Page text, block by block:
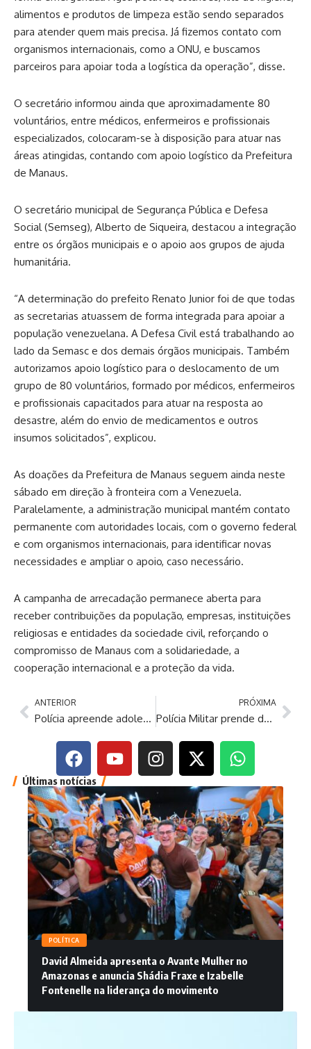
alimentos e produtos de limpeza estão sendo separados
para atender quem mais precisa. Já fizemos contato com
organismos internacionais, como a ONU, e buscamos
parceiros para apoiar toda a logística da operação”, disse.
O secretário informou ainda que aproximadamente 80
voluntários, entre médicos, enfermeiros e profissionais
especializados, colocaram-se à disposição para atuar nas
áreas atingidas, contando com apoio logístico da Prefeitura
de Manaus.
O secretário municipal de Segurança Pública e Defesa
Social (Semseg), Alberto de Siqueira, destacou a integração
entre os órgãos municipais e o apoio aos grupos de ajuda
humanitária.
“A determinação do prefeito Renato Junior foi de que todas
as secretarias atuassem de forma integrada para apoiar a
população venezuelana. A Defesa Civil está trabalhando ao
lado da Semasc e dos demais órgãos municipais. Também
autorizamos apoio logístico para o deslocamento de um
grupo de 80 voluntários, formado por médicos, enfermeiros
e profissionais capacitados para atuar na resposta ao
desastre, além do envio de medicamentos e outros
insumos solicitados”, explicou.
As doações da Prefeitura de Manaus seguem ainda neste
sábado em direção à fronteira com a Venezuela.
Paralelamente, a administração municipal mantém contato
permanente com autoridades locais, com o governo federal
e com organismos internacionais, para identificar novas
necessidades e ampliar o apoio, caso necessário.
A campanha de arrecadação permanece aberta para
receber contribuições da população, empresas, instituições
religiosas e entidades da sociedade civil, reforçando o
compromisso de Manaus com a solidariedade, a
cooperação internacional e a proteção da vida.
ANTERIOR
Polícia apreende adolescente de 15 anos após mulher ser esfaqueada, em Jutaí
PRÓXIMA
Polícia Militar prende dois homens e apreende 25 celulares durante ação contra o tráfico de drogas
Últimas notícias
POLÍTICA
David Almeida apresenta o Avante Mulher no
Amazonas e anuncia Shádia Fraxe e Izabelle
Fontenelle na liderança do movimento